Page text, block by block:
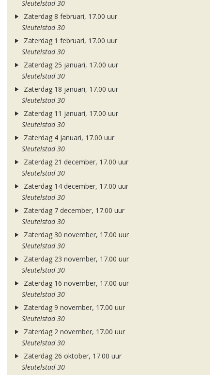
Sleutelstad 30
Zaterdag 8 februari, 17.00 uur
Sleutelstad 30
Zaterdag 1 februari, 17.00 uur
Sleutelstad 30
Zaterdag 25 januari, 17.00 uur
Sleutelstad 30
Zaterdag 18 januari, 17.00 uur
Sleutelstad 30
Zaterdag 11 januari, 17.00 uur
Sleutelstad 30
Zaterdag 4 januari, 17.00 uur
Sleutelstad 30
Zaterdag 21 december, 17.00 uur
Sleutelstad 30
Zaterdag 14 december, 17.00 uur
Sleutelstad 30
Zaterdag 7 december, 17.00 uur
Sleutelstad 30
Zaterdag 30 november, 17.00 uur
Sleutelstad 30
Zaterdag 23 november, 17.00 uur
Sleutelstad 30
Zaterdag 16 november, 17.00 uur
Sleutelstad 30
Zaterdag 9 november, 17.00 uur
Sleutelstad 30
Zaterdag 2 november, 17.00 uur
Sleutelstad 30
Zaterdag 26 oktober, 17.00 uur
Sleutelstad 30